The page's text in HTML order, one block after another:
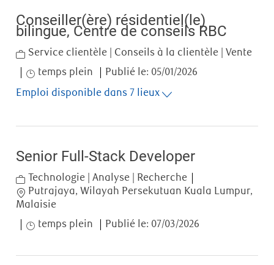
Conseiller(ère) résidentiel(le)
bilingue, Centre de conseils RBC
Category
Service clientèle | Conseils à la clientèle | Vente
Job Type
temps plein Publié le: 05/01/2026
Emploi disponible dans 7 lieux
Senior Full-Stack Developer
Category
Technologie | Analyse | Recherche
Location
Putrajaya, Wilayah Persekutuan Kuala Lumpur,
Malaisie
Job Type
temps plein Publié le: 07/03/2026